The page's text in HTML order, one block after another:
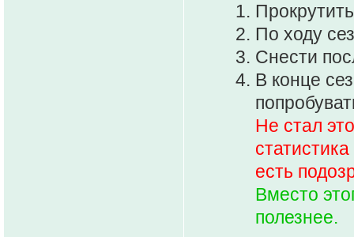
По ходу
Снести
В конце
Не стал
есть
Вместо
полезнее.